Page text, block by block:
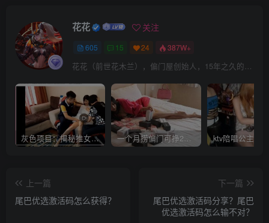
花花 关注
605 15 24 387W+
花花（前世花木兰），偏门屋创始人，15年之久的网上赚钱经验。
灰色项目：揭秘推女郎艾栗栗收费视频赚钱套路! 一个月捞偏门可挣20万是真的吗？
上一篇
尾巴优选激活码怎么获得？
下一篇
尾巴优选激活码分享？尾巴
优选激活码怎么输不对？